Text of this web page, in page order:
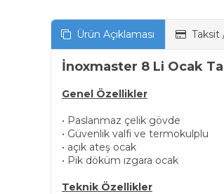
Ürün Açıklaması Taksit
İnoxmaster 8 Li Ocak
Genel Özellikler
• Paslanmaz çelik gövde
• Güvenlik valfi ve termokulplu
• açık ateş ocak
• Pik döküm ızgara ocak
Teknik Özellikler